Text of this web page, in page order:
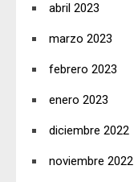
abril 2023
marzo 2023
febrero 2023
enero 2023
diciembre 2022
noviembre 2022